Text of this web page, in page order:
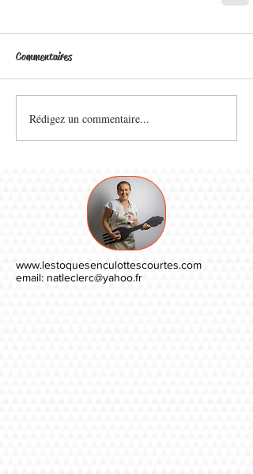
Commentaires
Rédigez un commentaire...
www.lestoquesenculottescourtes.com
email: natleclerc@yahoo.fr